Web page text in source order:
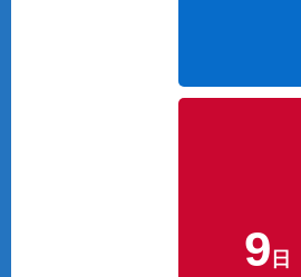
9 日